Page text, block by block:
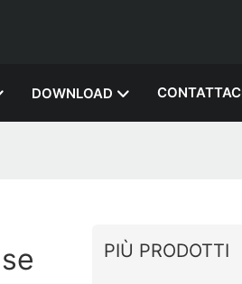
DOWNLOAD
PIÙ PRODOTTI